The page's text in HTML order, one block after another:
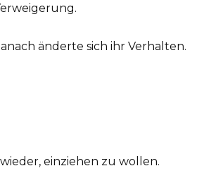
änderte sich ihr Verhalten.
einziehen zu wollen.